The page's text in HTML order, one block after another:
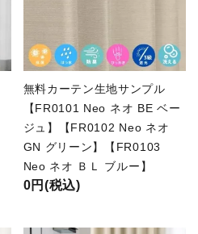
無料カーテン生地サンプル
【FR0101 Neo ネオ BE ベー
ジュ】【FR0102 Neo ネオ
GN グリーン】【FR0103
Neo ネオ ＢＬ ブルー】
0円(税込)